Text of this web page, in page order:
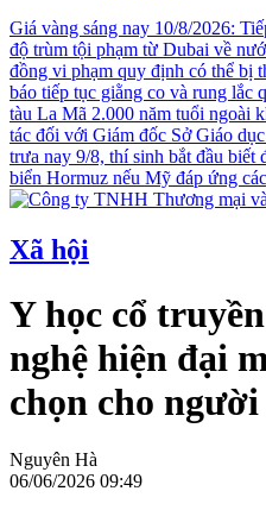
Giá vàng sáng nay 10/8/2026:
độ trùm tội phạm từ Dubai về
đồng vi phạm quy định có thể bị
báo tiếp tục giằng co và rung lắc
tàu La Mã 2.000 năm tuổi ngoài
tác đối với Giám đốc Sở Giáo
trưa nay 9/8, thí sinh bắt đầu biết
biển Hormuz nếu Mỹ đáp ứng
Xã hội
Y học cổ
nghệ hiện đại
chọn cho
Nguyên Hà
06/06/2026 09:49